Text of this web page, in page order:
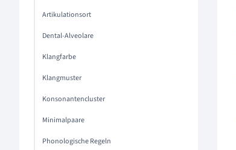
Artikulationsort
Dental-Alveolare
Klangfarbe
Klangmuster
Konsonantencluster
Minimalpaare
Phonologische Regeln